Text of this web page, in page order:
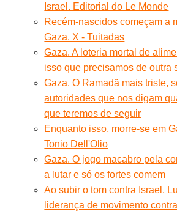
Israel. Editorial do Le Monde
Recém-nascidos começam a
Gaza. X - Tuitadas
Gaza. A loteria mortal de
isso que precisamos de outra
Gaza. O Ramadã mais triste,
autoridades que nos digam
que teremos de seguir
Enquanto isso, morre-se em
Tonio Dell'Olio
Gaza. O jogo macabro pela
a lutar e só os fortes comem
Ao subir o tom contra Israel,
liderança de movimento